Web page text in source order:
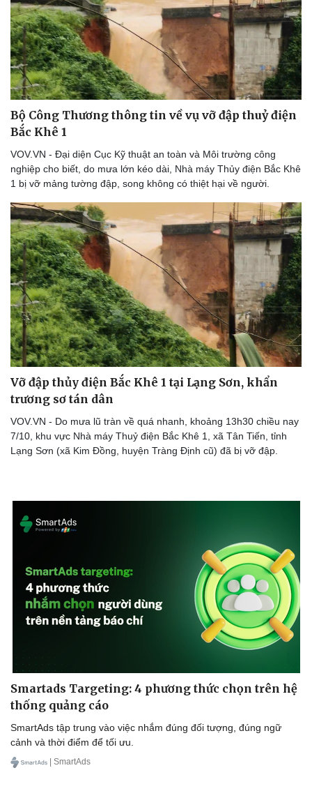
Doanh nghiệp
Thông tin doanh nghiệp
Doanh nghiệp 24h
Doanh nhân
Vì cộng đồng
Công nghệ
Sành điệu
Tin Công nghệ
Trải nghiệm
Bộ Công Thương thông tin về vụ vỡ đập thuỷ điện
Bắc Khê 1
VOV.VN - Đại diện Cục Kỹ thuật an toàn và Môi trường công
nghiệp cho biết, do mưa lớn kéo dài, Nhà máy Thủy điện Bắc Khê
1 bị vỡ mảng tường đập, song không có thiệt hại về người.
Vỡ đập thủy điện Bắc Khê 1 tại Lạng Sơn, khẩn
trương sơ tán dân
VOV.VN - Do mưa lũ tràn về quá nhanh, khoảng 13h30 chiều nay
7/10, khu vực Nhà máy Thuỷ điện Bắc Khê 1, xã Tân Tiến, tỉnh
Lạng Sơn (xã Kim Đồng, huyện Tràng Định cũ) đã bị vỡ đập.
Smartads Targeting: 4 phương thức chọn trên hệ
thống quảng cáo
SmartAds tập trung vào việc nhắm đúng đối tượng, đúng ngữ
cảnh và thời điểm để tối ưu.
| SmartAds